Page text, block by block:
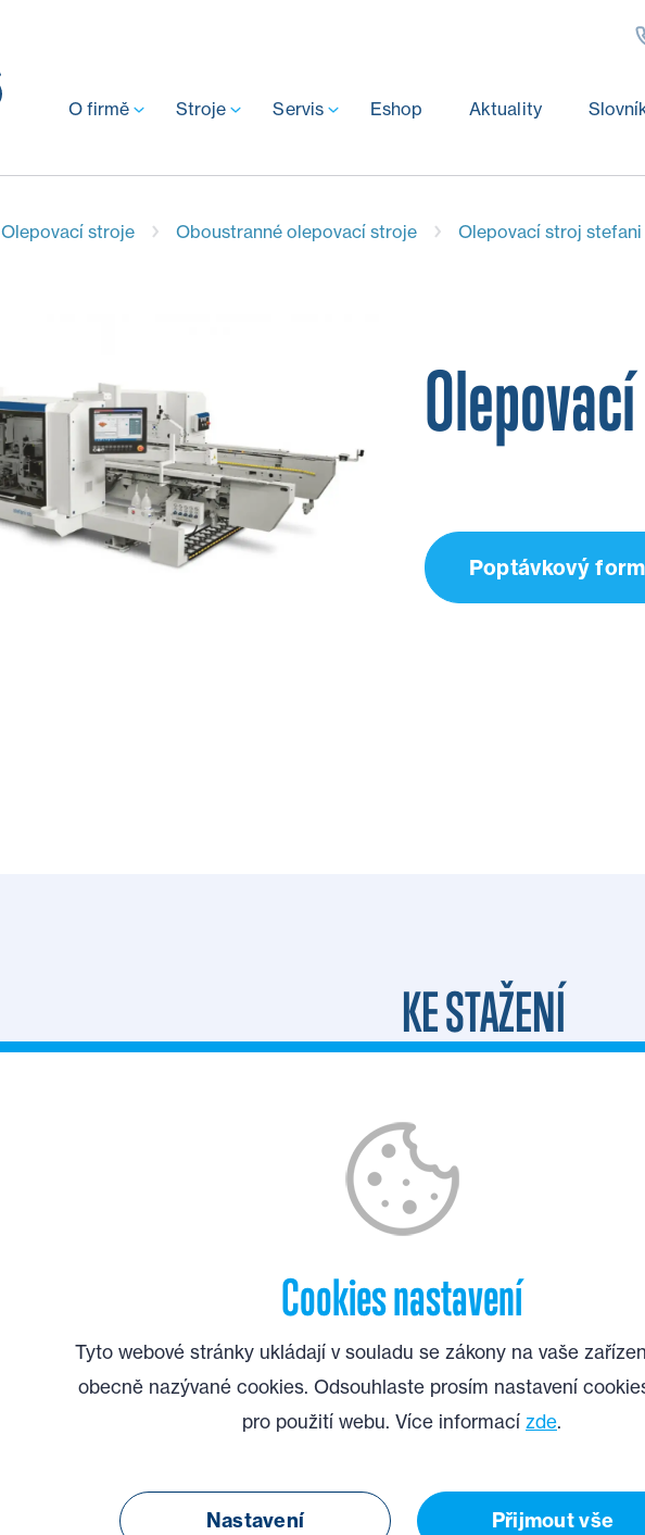
O firmě Stroje Servis Eshop Aktuality
Olepovací stroje Oboustranné olepovací stroje Olepovací stroj stefani
Poptávkový
KE STAŽENÍ
Cookies nastavení
Tyto webové stránky ukládají v souladu se zákony na vaše
obecně nazývané cookies. Odsouhlaste prosím nastavení
pro použití webu. Více informací zde.
Nastavení Přijmout vše